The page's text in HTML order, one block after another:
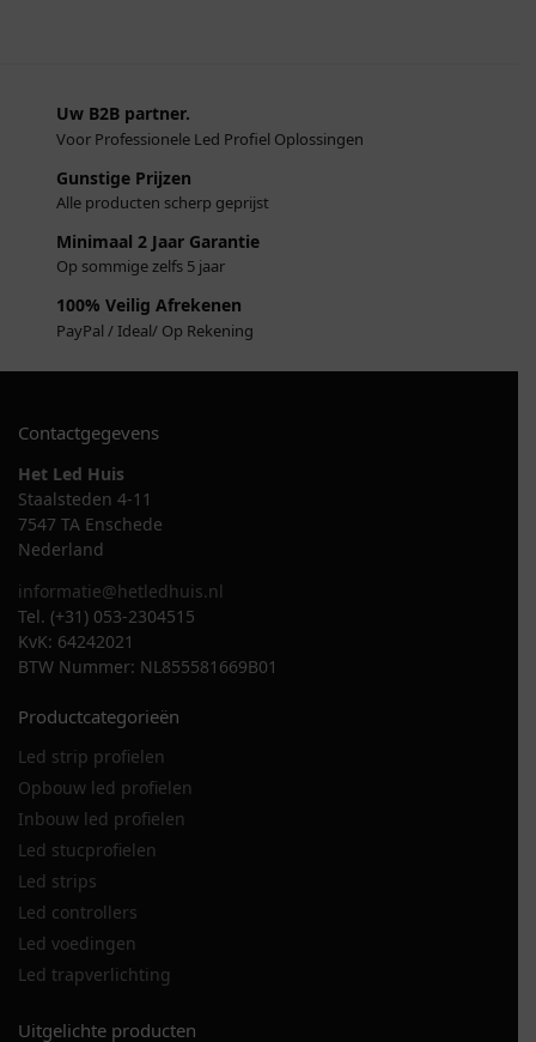
Uw B2B partner.
Voor Professionele Led Profiel Oplossingen
Gunstige Prijzen
Alle producten scherp geprijst
Minimaal 2 Jaar Garantie
Op sommige zelfs 5 jaar
100% Veilig Afrekenen
PayPal / Ideal/ Op Rekening
Contactgegevens
Het Led Huis
Staalsteden 4-11
7547 TA Enschede
Nederland
informatie@hetledhuis.nl
Tel. (+31) 053-2304515
KvK: 64242021
BTW Nummer: NL855581669B01
Productcategorieën
Led strip profielen
Opbouw led profielen
Inbouw led profielen
Led stucprofielen
Led strips
Led controllers
Led voedingen
Led trapverlichting
Uitgelichte producten